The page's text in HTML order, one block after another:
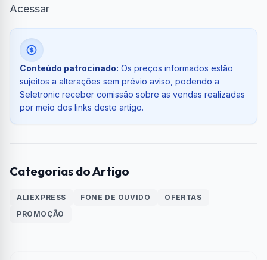
Acessar
Conteúdo patrocinado: Os preços informados estão
sujeitos a alterações sem prévio aviso, podendo a
Seletronic receber comissão sobre as vendas realizadas
por meio dos links deste artigo.
Categorias do Artigo
ALIEXPRESS FONE DE OUVIDO
OFERTAS
PROMOÇÃO